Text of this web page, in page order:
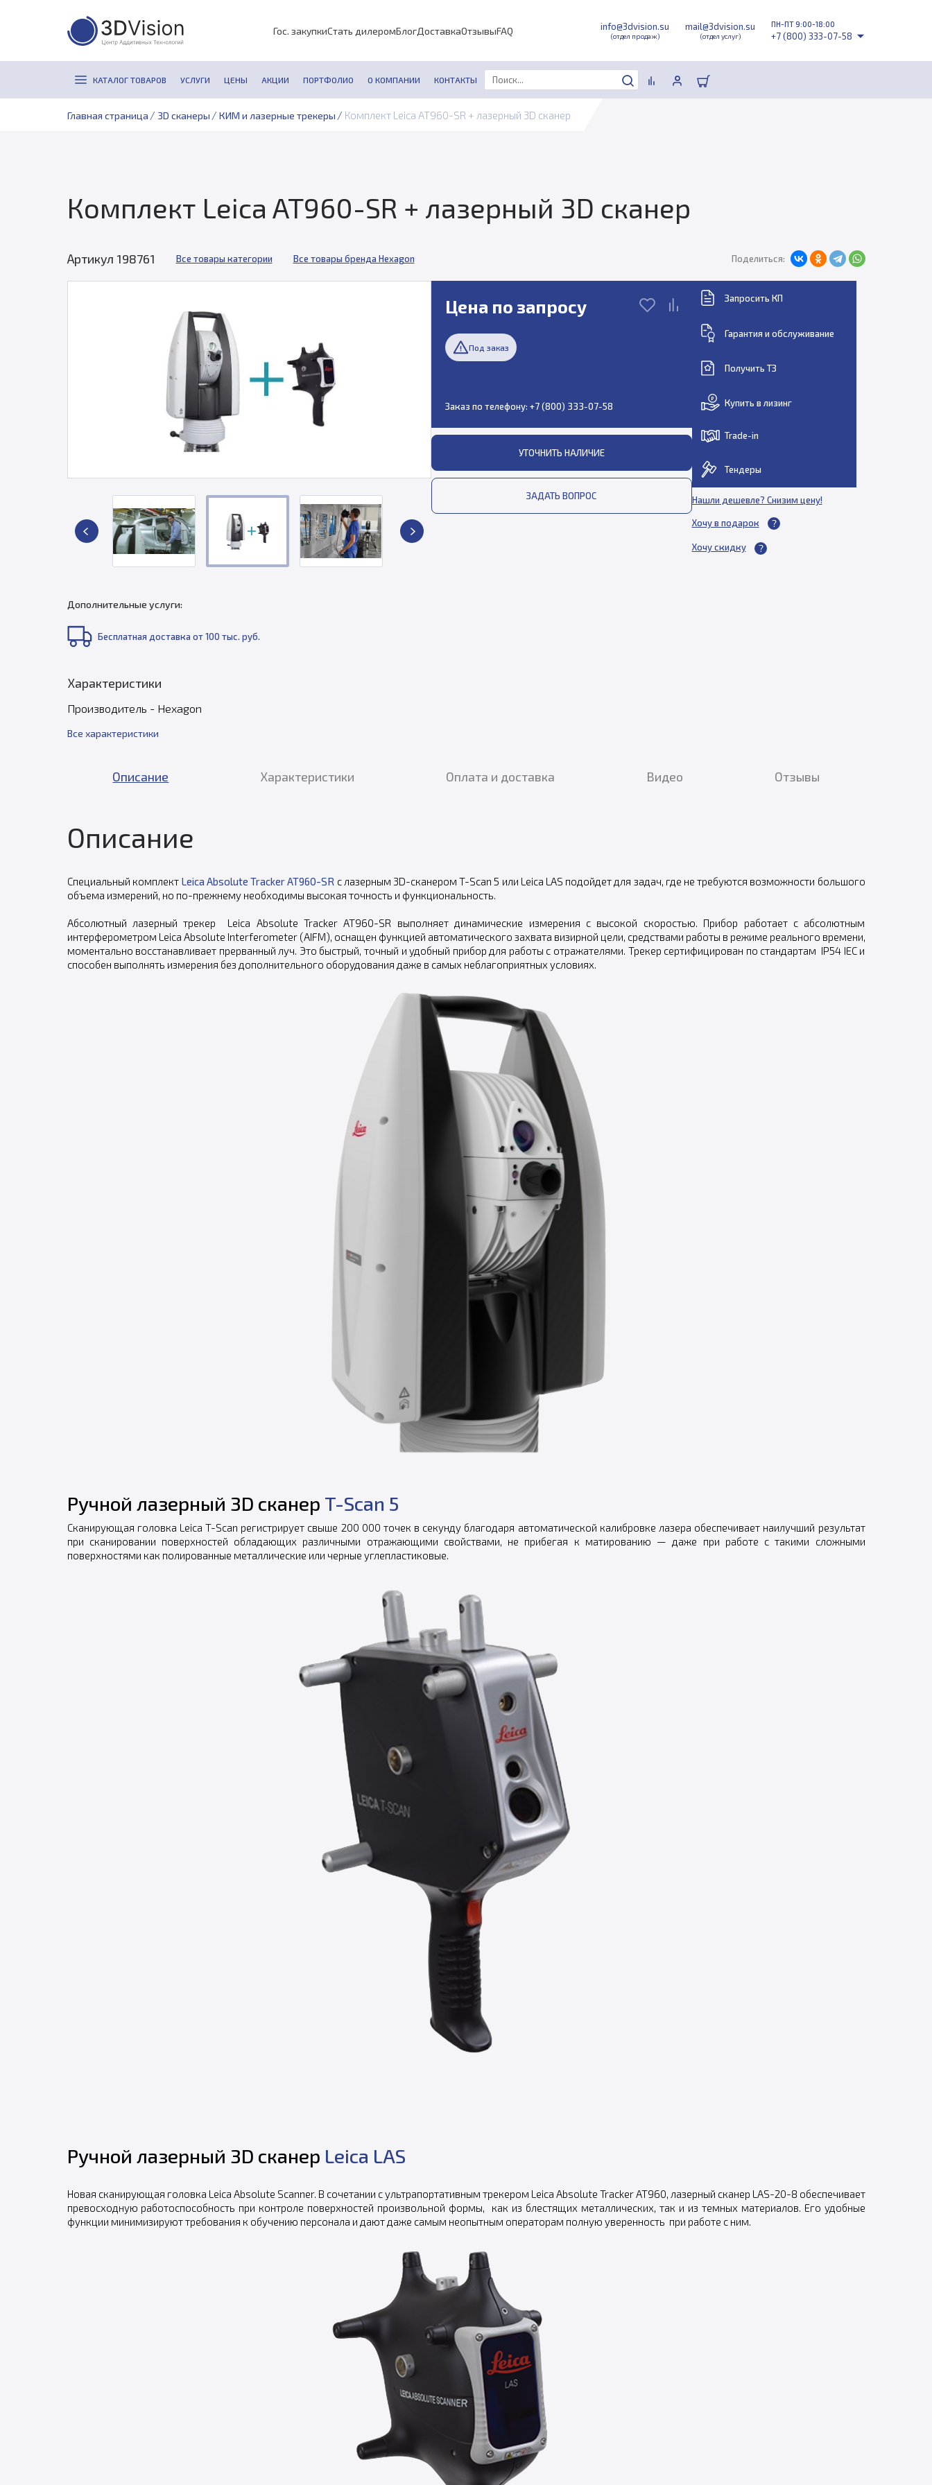
Гос. закупкиСтать дилеромБлогДоставкаОтзывыFAQ info@3dvision.su
(отдел продаж)
mail@3dvision.su
(отдел услуг)
ПН-ПТ 9:00-18:00
+7 (800) 333-07-58
КАТАЛОГ ТОВАРОВ УСЛУГИ ЦЕНЫ АКЦИИ ПОРТФОЛИО О КОМПАНИИ КОНТАКТЫ
Главная страница / 3D сканеры / КИМ и лазерные трекеры / Комплект Leica AT960-SR + лазерный 3D сканер
Комплект Leica AT960-SR + лазерный 3D сканер
Артикул 198761 Все товары категории Все товары бренда Hexagon Поделиться:
Цена по запросу
Под заказ
Заказ по телефону: +7 (800) 333-07-58
УТОЧНИТЬ НАЛИЧИЕ
ЗАДАТЬ ВОПРОС
Запросить КП
Гарантия и обслуживание
Получить ТЗ
Купить в лизинг
Trade-in
Тендеры
Нашли дешевле? Снизим цену!
Хочу в подарок
Хочу скидку
Дополнительные услуги:
Бесплатная доставка от 100 тыс. руб.
Характеристики
Производитель - Hexagon
Все характеристики
Описание Характеристики Оплата и доставка Видео Отзывы
Описание
Специальный комплект Leica Absolute Tracker AT960-SR c лазерным 3D-сканером T-Scan 5 или Leica LAS подойдет для задач, где не требуются возможности большого
объема измерений, но по-прежнему необходимы высокая точность и функциональность.
Абсолютный лазерный трекер Leica Absolute Tracker AT960-SR выполняет динамические измерения с высокой скоростью. Прибор работает с абсолютным
интерферометром Leica Absolute Interferometer (AIFM), оснащен функцией автоматического захвата визирной цели, средствами работы в режиме реального времени,
моментально восстанавливает прерванный луч. Это быстрый, точный и удобный прибор для работы с отражателями. Трекер сертифицирован по стандартам IP54 IEC и
способен выполнять измерения без дополнительного оборудования даже в самых неблагоприятных условиях.
Ручной лазерный 3D сканер T-Scan 5
Сканирующая головка Leica T-Scan регистрирует свыше 200 000 точек в секунду благодаря автоматической калибровке лазера обеспечивает наилучший результат
при сканировании поверхностей обладающих различными отражающими свойствами, не прибегая к матированию — даже при работе с такими сложными
поверхностями как полированные металлические или черные углепластиковые.
Ручной лазерный 3D сканер Leica LAS
Новая сканирующая головка Leica Absolute Scanner. В сочетании с ультрапортативным трекером Leica Absolute Tracker AT960, лазерный сканер LAS-20-8 обеспечивает
превосходную работоспособность при контроле поверхностей произвольной формы, как из блестящих металлических, так и из темных материалов. Его удобные
функции минимизируют требования к обучению персонала и дают даже самым неопытным операторам полную уверенность при работе с ним.